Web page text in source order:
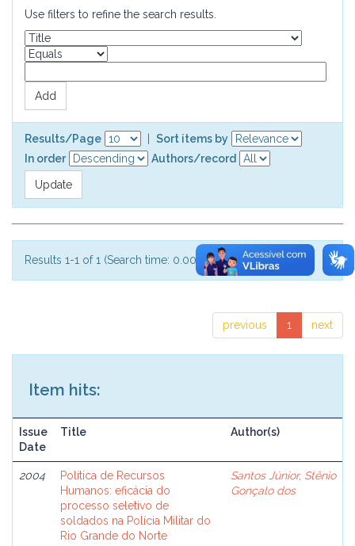
Use filters to refine the search results.
Results/Page
Sort items by
In order
Authors/record
Results 1-1 of 1 (Search time: 0.003 seconds).
previous 1 next
Item hits:
Issue
Date
Title Author(s)
2004
Política de Recursos
Humanos: eficácia do
processo seletivo de
soldados na Polícia Militar do
Rio Grande do Norte
Santos Júnior, Stênio
Gonçalo dos